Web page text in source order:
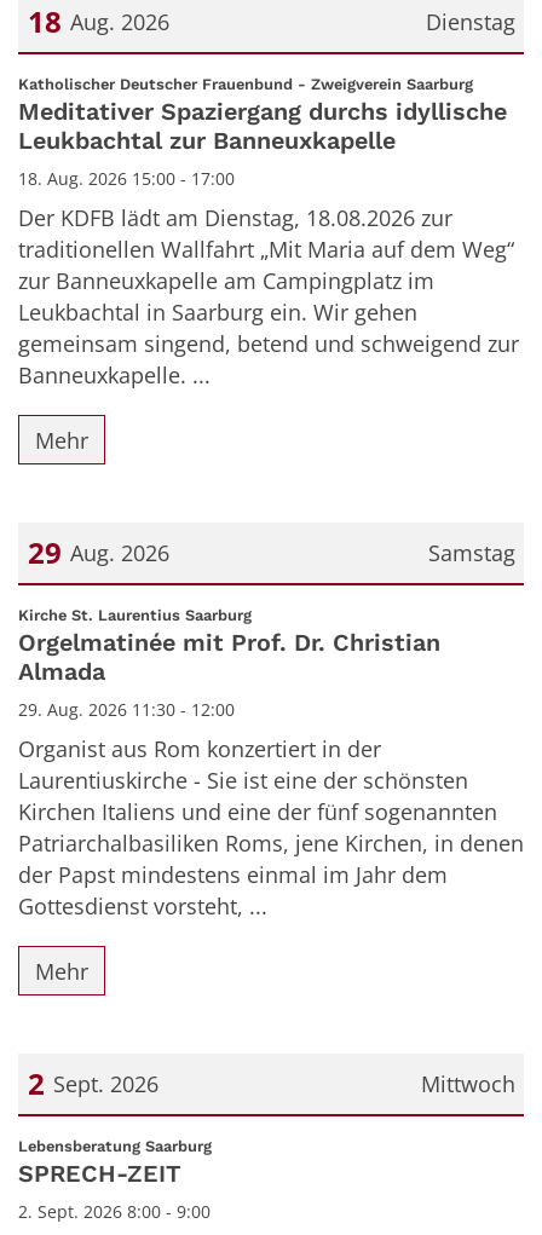
Dienstag
18 Aug. 2026
Datum: 18. August 2026
Katholischer Deutscher Frauenbund - Zweigverein Saarburg:
Meditativer Spaziergang durchs idyllische
Leukbachtal zur Banneuxkapelle
18. Aug. 2026 15:00 - 17:00
Der KDFB lädt am Dienstag, 18.08.2026 zur
traditionellen Wallfahrt „Mit Maria auf dem Weg“
zur Banneuxkapelle am Campingplatz im
Leukbachtal in Saarburg ein. Wir gehen
gemeinsam singend, betend und schweigend zur
Banneuxkapelle. ...
Mehr
Samstag
29 Aug. 2026
Datum: 29. August 2026
Kirche St. Laurentius Saarburg:
Orgelmatinée mit Prof. Dr. Christian
Almada
29. Aug. 2026 11:30 - 12:00
Organist aus Rom konzertiert in der
Laurentiuskirche - Sie ist eine der schönsten
Kirchen Italiens und eine der fünf sogenannten
Patriarchalbasiliken Roms, jene Kirchen, in denen
der Papst mindestens einmal im Jahr dem
Gottesdienst vorsteht, ...
Mehr
Mittwoch
2 Sept. 2026
Datum: 2. September 2026
Lebensberatung Saarburg:
SPRECH-ZEIT
2. Sept. 2026 8:00 - 9:00